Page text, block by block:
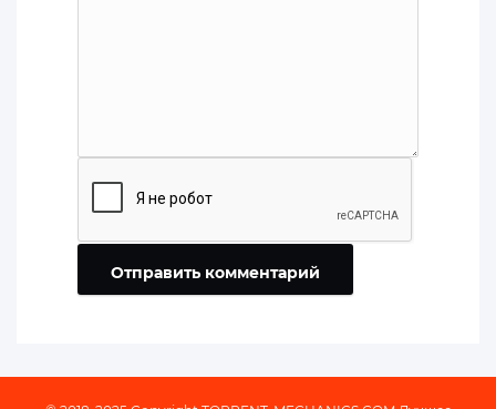
Отправить комментарий